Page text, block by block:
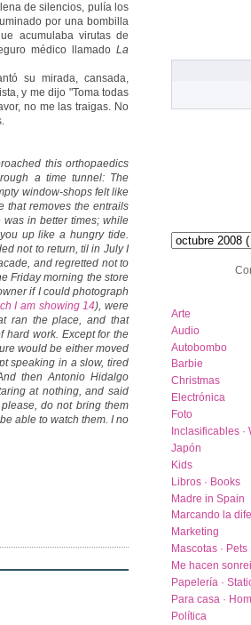
de silencios, pulía los
por una bombilla
acumulaba virutas de
médico llamado La
su mirada, cansada,
y me dijo "Toma todas
no me las traigas. No
this orthopaedics
a time tunnel: The
window-shops felt like
that removes the entrails
in better times; while
up like a hungry tide.
not to return, til in July I
and regretted not to
Friday morning the store
if I could photograph
I am showing 14), were
ran the place, and that
hard work. Except for the
would be either moved
speaking in a slow, tired
then Antonio Hidalgo
at nothing, and said
do not bring them
able to watch them. I no
Arte
Audio
Autobombo
Barbie
Christmas
Electrónica
Foto
Inclasificables ·
Japón
Kids
Libros · Books
Madre in Spain
Marcando la
Marketing
Mascotas · Pets
Me hacen
Papelería ·
Para casa ·
Política